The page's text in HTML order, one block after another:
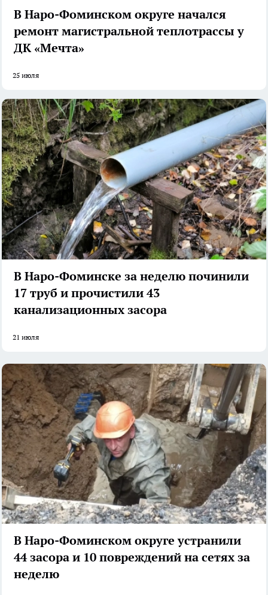
В Наро-Фоминском округе начался
ремонт магистральной теплотрассы у
ДК «Мечта»
25 июля
В Наро-Фоминске за неделю починили
17 труб и прочистили 43
канализационных засора
21 июля
В Наро-Фоминском округе устранили
44 засора и 10 повреждений на сетях за
неделю